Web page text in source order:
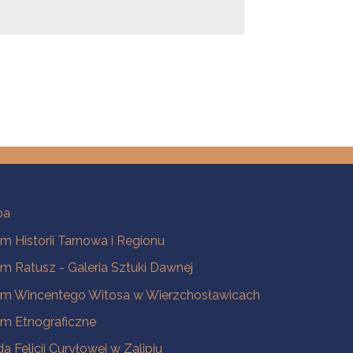
Historii Tarnowa i Regionu
Ratusz - Galeria Sztuki Dawnej
Wincentego Witosa w Wierzchosławicach
Etnograficzne
Felicji Curyłowej w Zalipiu